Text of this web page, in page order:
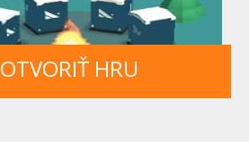
OTVORIŤ HRU